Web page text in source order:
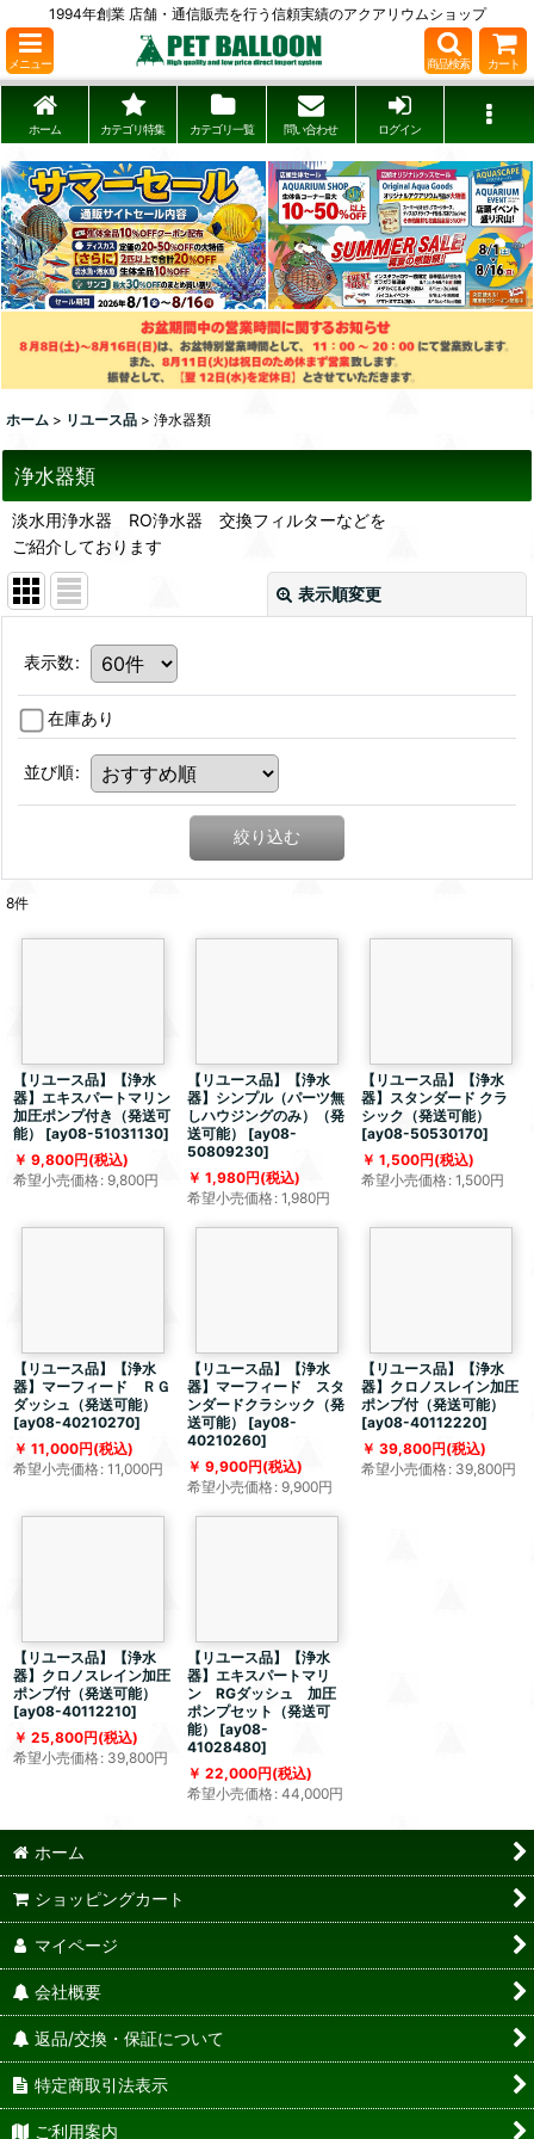
1994年創業 店舗・通信販売を行う信頼実績のアクアリウムショップ
メニュー 商品検索 カート
ホーム カテゴリ特集 カテゴリ一覧 問い合わせ ログイン
ホーム > リユース品 > 浄水器類
浄水器類
淡水用浄水器 RO浄水器 交換フィルターなどを
ご紹介しております
表示順変更
表示数:
在庫あり
並び順:
絞り込む
8件
【リユース品】【浄水
器】エキスパートマリン
加圧ポンプ付き（発送可
能）
[ay08-51031130]
9,800円(税込)
希望小売価格: 9,800円
【リユース品】【浄水
器】シンプル（パーツ無
しハウジングのみ）（発
送可能）
[ay08-
50809230]
1,980円(税込)
希望小売価格: 1,980円
【リユース品】【浄水
器】スタンダード クラ
シック（発送可能）
[ay08-50530170]
1,500円(税込)
希望小売価格: 1,500円
【リユース品】【浄水
器】マーフィード ＲＧ
ダッシュ（発送可能）
[ay08-40210270]
11,000円(税込)
希望小売価格: 11,000円
【リユース品】【浄水
器】マーフィード スタ
ンダードクラシック（発
送可能）
[ay08-
40210260]
9,900円(税込)
希望小売価格: 9,900円
【リユース品】【浄水
器】クロノスレイン加圧
ポンプ付（発送可能）
[ay08-40112220]
39,800円(税込)
希望小売価格: 39,800円
【リユース品】【浄水
器】クロノスレイン加圧
ポンプ付（発送可能）
[ay08-40112210]
25,800円(税込)
希望小売価格: 39,800円
【リユース品】【浄水
器】エキスパートマリ
ン RGダッシュ 加圧
ポンプセット（発送可
能）
[ay08-
41028480]
22,000円(税込)
希望小売価格: 44,000円
ホーム
ショッピングカート
マイページ
会社概要
返品/交換・保証について
特定商取引法表示
ご利用案内